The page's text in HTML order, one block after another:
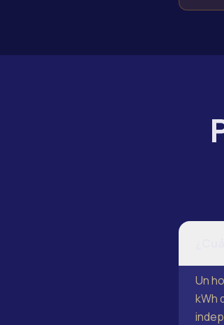
Un
kWh